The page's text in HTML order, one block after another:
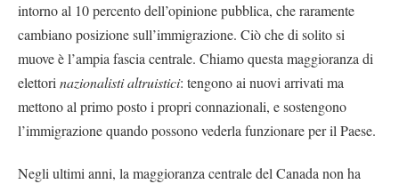
intorno al 10 percento dell’opinione pubblica, che raramente
cambiano posizione sull’immigrazione. Ciò che di solito si
muove è l’ampia fascia centrale. Chiamo questa maggioranza di
elettorinazionalisti altruistici: tengono ai nuovi arrivati ma
mettono al primo posto i propri connazionali, e sostengono
l’immigrazione quando possono vederla funzionare per il Paese.
Negli ultimi anni, la maggioranza centrale del Canada non ha